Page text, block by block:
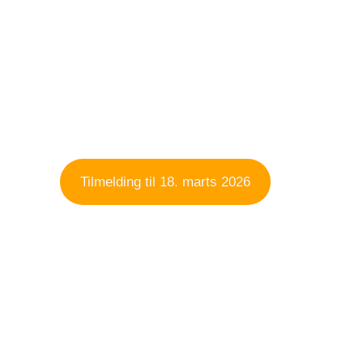
Tilmelding til 18. marts 2026